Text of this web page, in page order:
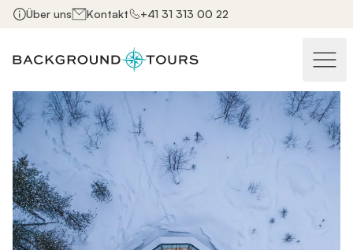
Über uns Kontakt +41 31 313 00 22